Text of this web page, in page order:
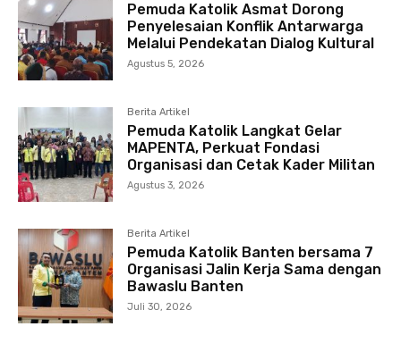
Pemuda Katolik Asmat Dorong
Penyelesaian Konflik Antarwarga
Melalui Pendekatan Dialog Kultural
Agustus 5, 2026
Berita Artikel
Pemuda Katolik Langkat Gelar
MAPENTA, Perkuat Fondasi
Organisasi dan Cetak Kader Militan
Agustus 3, 2026
Berita Artikel
Pemuda Katolik Banten bersama 7
Organisasi Jalin Kerja Sama dengan
Bawaslu Banten
Juli 30, 2026